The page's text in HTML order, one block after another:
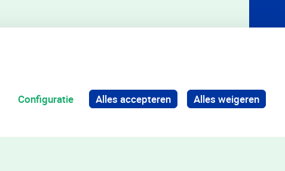
Configuratie Alles accepteren Alles weigeren